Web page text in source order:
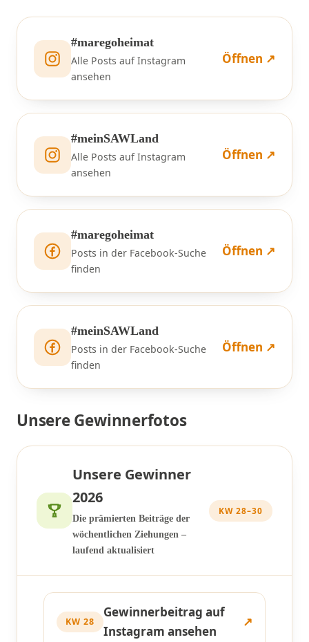
#maregoheimat
Alle Posts auf Instagram
ansehen
Öffnen ↗
#meinSAWLand
Alle Posts auf Instagram
ansehen
Öffnen ↗
#maregoheimat
Posts in der Facebook-Suche
finden
Öffnen ↗
#meinSAWLand
Posts in der Facebook-Suche
finden
Öffnen ↗
Unsere Gewinnerfotos
Unsere Gewinner
2026
Die prämierten Beiträge der
wöchentlichen Ziehungen –
laufend aktualisiert
KW 28–30
KW 28
Gewinnerbeitrag auf
Instagram ansehen
↗